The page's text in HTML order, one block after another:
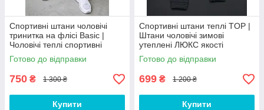
Спортивні штани чоловічі
тринитка на флісі Basic |
Чоловічі теплі спортивні
штани від XS до 3XL
Готово до відправки
750 ₴ 1 300 ₴
Купити
Спортивні штани теплі TOP |
Штани чоловічі зимові
утеплені ЛЮКС якості
Готово до відправки
699 ₴ 1 200 ₴
Купити